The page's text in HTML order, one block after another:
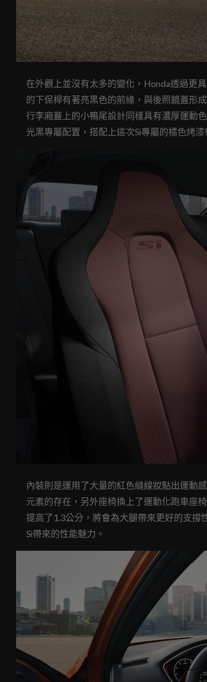
在外觀上並沒有太多的變化，Honda透過更
的下保桿有著亮黑色的前緣，與後照鏡蓋形
行李廂蓋上的小鴨尾設計同樣具有濃厚運動
光黑專屬配置，搭配上這次Si專屬的橘色烤
內裝則是運用了大量的紅色縫線妝點出運動
元素的存在，另外座椅換上了運動化跑車座
提高了1.3公分，將會為大腿帶來更好的支撐
Si帶來的性能魅力。